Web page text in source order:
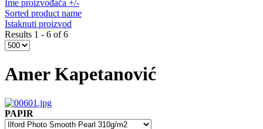
Ime proizvođača +/-
Sorted product name
Istaknuti proizvod
Results 1 - 6 of 6
Amer Kapetanović
PAPIR